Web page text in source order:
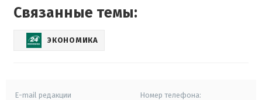
Связанные темы:
ЭКОНОМИКА
E-mail редакции Номер телефона: